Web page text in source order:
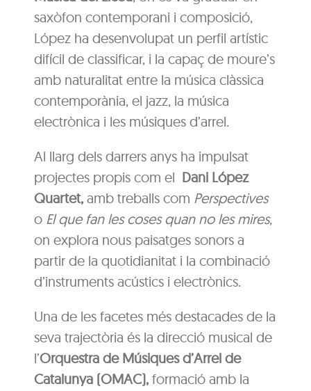
saxòfon contemporani i composició,
López ha desenvolupat un perfil artístic
difícil de classificar, i la capaç de moure’s
amb naturalitat entre la música clàssica
contemporània, el jazz, la música
electrònica i les músiques d’arrel.
Al llarg dels darrers anys ha impulsat
projectes propis com el Dani López
Quartet,amb treballs com Perspectives
o El que fan les coses quan no les mires,
on explora nous paisatges sonors a
partir de la quotidianitat i la combinació
d’instruments acústics i electrònics.
Una de les facetes més destacades de la
seva trajectòria és la direcció musical de
l’Orquestra de Músiques d’Arrel de
Catalunya (OMAC), formació amb la